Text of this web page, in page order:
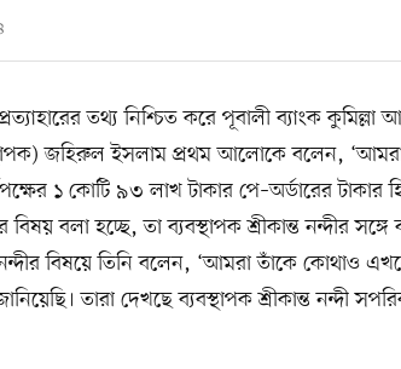
তথ্য নিশ্চিত করে পূবালী ব্যাংক
জহিরুল ইসলাম প্রথম আলোকে বলেন, ‘আমরা
১ কোটি ৯৩ লাখ টাকার পে–অর্ডারের টাকার
বিষয় বলা হচ্ছে, তা ব্যবস্থাপক শ্রীকান্ত নন্দীর
নন্দীর বিষয়ে তিনি বলেন, ‘আমরা তাঁকে কোথাও
তারা দেখছে ব্যবস্থাপক শ্রীকান্ত নন্দী